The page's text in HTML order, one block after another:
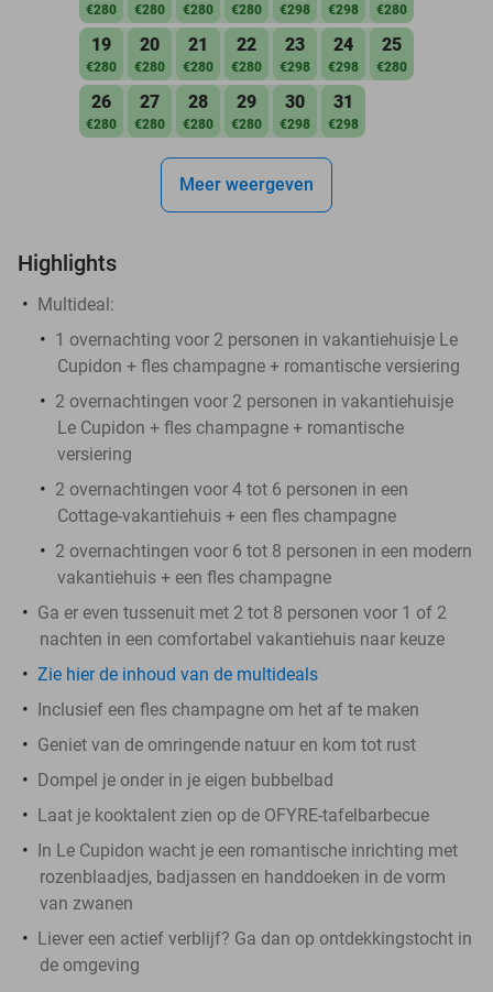
€280 €280 €280 €280 €298 €298 €280
19
€280
20
€280
21
€280
22
€280
23
€298
24
€298
25
€280
26
€280
27
€280
28
€280
29
€280
30
€298
31
€298
Meer weergeven
Highlights
Multideal:
1 overnachting voor 2 personen in vakantiehuisje Le
Cupidon + fles champagne + romantische versiering
2 overnachtingen voor 2 personen in vakantiehuisje
Le Cupidon + fles champagne + romantische
versiering
2 overnachtingen voor 4 tot 6 personen in een
Cottage-vakantiehuis + een fles champagne
2 overnachtingen voor 6 tot 8 personen in een modern
vakantiehuis + een fles champagne
Ga er even tussenuit met 2 tot 8 personen voor 1 of 2
nachten in een comfortabel vakantiehuis naar keuze
Zie hier de inhoud van de multideals
Inclusief een fles champagne om het af te maken
Geniet van de omringende natuur en kom tot rust
Dompel je onder in je eigen bubbelbad
Laat je kooktalent zien op de OFYRE-tafelbarbecue
In Le Cupidon wacht je een romantische inrichting met
rozenblaadjes, badjassen en handdoeken in de vorm
van zwanen
Liever een actief verblijf? Ga dan op ontdekkingstocht in
de omgeving